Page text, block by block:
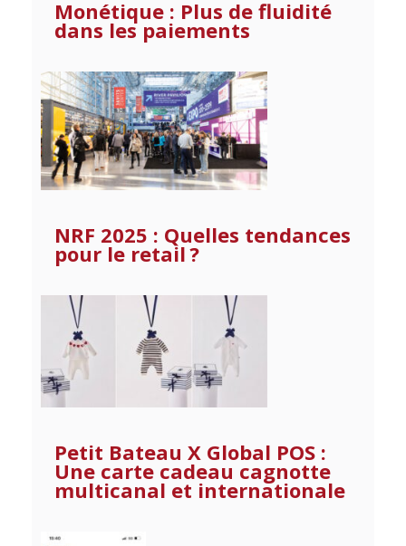
Monétique : Plus de fluidité
dans les paiements
NRF 2025 : Quelles tendances
pour le retail ?
Petit Bateau X Global POS :
Une carte cadeau cagnotte
multicanal et internationale